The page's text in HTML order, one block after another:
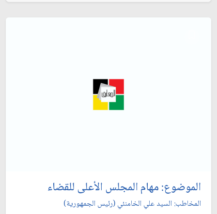
الموضوع: مهام المجلس الأعلى للقضاء
المخاطب: السيد علي الخامنئي (رئيس الجمهورية)